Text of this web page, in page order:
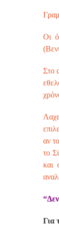
Οι
Στο
αν
το
και
Για